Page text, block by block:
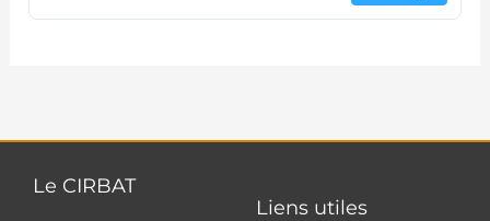
Le CIRBAT
Liens utiles